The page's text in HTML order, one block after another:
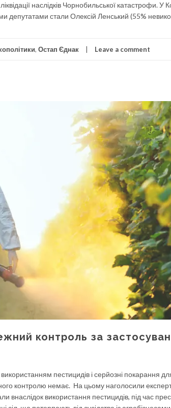
наслідків Чорнобильської катастрофи. У
депутатами стали Олексій Ленський (55%
, Остап Єднак Leave a comment
контроль за
пестицидів і серйозні покарання
контролю немає. На цьому наголосили
внаслідок використання пестицидів, під час